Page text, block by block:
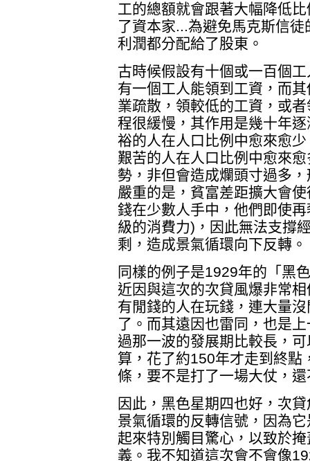
工的總額就會跟著大幅降低
了資本家...為避免馬克斯信
利潤都分配給了股東。
古時候假設有十個或一百個
有一個工人能領到工資，而
業疏散，領較低的工資，或
程很緩慢，其作用是幾十年
裕的人在人口比例中愈來愈
艱苦的人在人口比例中愈來
勢，非但會造成爛頭寸過多
嚴重的是，貧富差距擴大會
錢在少數人手中，他們即使
級的消費力)，因此無法支撐
剩，造成景氣循環向下反轉。
同樣的例子是1929年的「黑
近因與這次的次貸風爆非常
有閒錢的人在玩錢，連大量
了。而其遠因也雷同，也是
過那一波的發展期比較長，
算，花了約150年才走到終點
條，要不是打了一場大仗，
因此，黑色星期四也好，次
景氣循環的反轉信號，因為
起來特別觸目驚心，以致於
義。我不知道這次會不會像